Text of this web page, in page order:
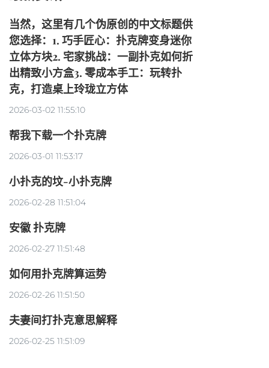
当然，这里有几个伪原创的中文标题供
您选择：1. 巧手匠心：扑克牌变身迷你
立体方块2. 宅家挑战：一副扑克如何折
出精致小方盒3. 零成本手工：玩转扑
克，打造桌上玲珑立方体
2026-03-02 11:55:10
帮我下载一个扑克牌
2026-03-01 11:53:17
小扑克的坟-小扑克牌
2026-02-28 11:51:04
安徽 扑克牌
2026-02-27 11:51:48
如何用扑克牌算运势
2026-02-26 11:51:50
夫妻间打扑克意思解释
2026-02-25 11:51:09